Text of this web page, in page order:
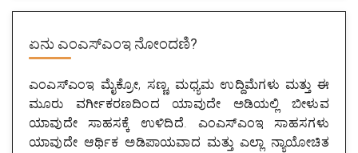
ಏನು ಎಂಎಸ್ಎಂಇ ನೋಂದಣಿ?
ಎಂಎಸ್ಎಂಇ ಮೈಕ್ರೋ, ಸಣ್ಣ, ಮಧ್ಯಮ ಉದ್ದಿಮೆಗಳು ಮತ್ತು ಈ
ಮೂರು ವರ್ಗೀಕರಣದಿಂದ ಯಾವುದೇ ಅಡಿಯಲ್ಲಿ ಬೀಳುವ
ಯಾವುದೇ ಸಾಹಸಕ್ಕೆ ಉಳಿದಿದೆ. ಎಂಎಸ್ಎಂಇ ಸಾಹಸಗಳು
ಯಾವುದೇ ಆರ್ಥಿಕ ಅಡಿಪಾಯವಾದ ಮತ್ತು ಎಲ್ಲಾ ನ್ಯಾಯೋಚಿತ